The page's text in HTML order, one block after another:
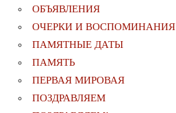
ОБЪЯВЛЕНИЯ
ОЧЕРКИ И ВОСПОМИНАНИЯ
ПАМЯТНЫЕ ДАТЫ
ПАМЯТЬ
ПЕРВАЯ МИРОВАЯ
ПОЗДРАВЛЯЕМ